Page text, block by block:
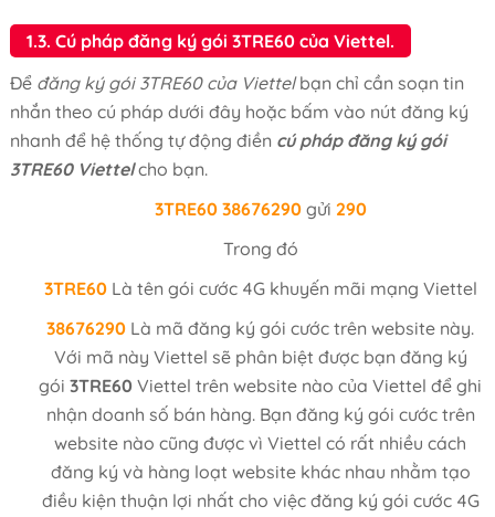
1.3. Cú pháp đăng ký gói 3TRE60 của Viettel.
Để đăng ký gói 3TRE60 của Viettelbạn chỉ cần soạn tin
nhắn theo cú pháp dưới đây hoặc bấm vào nút đăng ký
nhanh để hệ thống tự động điền cú pháp đăng ký gói
3TRE60 Viettelcho bạn.
3TRE60 38676290gửi 290
Trong đó
3TRE60 Là tên gói cước 4G khuyến mãi mạng Viettel
38676290 Là mã đăng ký gói cước trên website này.
Với mã này Viettel sẽ phân biệt được bạn đăng ký
gói3TRE60 Viettel trên website nào của Viettel để ghi
nhận doanh số bán hàng. Bạn đăng ký gói cước trên
website nào cũng được vì Viettel có rất nhiều cách
đăng ký và hàng loạt website khác nhau nhằm tạo
điều kiện thuận lợi nhất cho việc đăng ký gói cước 4G